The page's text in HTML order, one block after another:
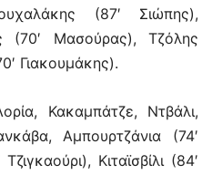
(87′ Σιώπης),
(70′ Μασούρας), Τζόλης
Γιακουμάκης).
Κακαμπάτζε, Ντβάλι,
Αμπουρτζάνια (74′
Κιταϊσβίλι (84′